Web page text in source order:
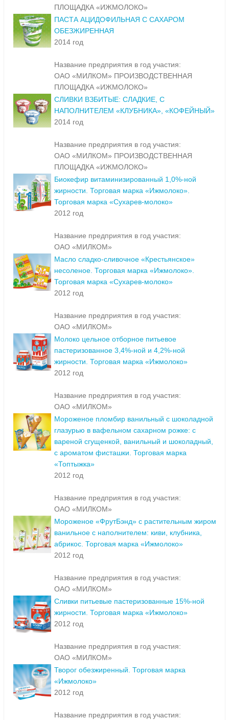
ПЛОЩАДКА «ИЖМОЛОКО»
ПАСТА АЦИДОФИЛЬНАЯ С САХАРОМ
ОБЕЗЖИРЕННАЯ
2014 год
Название предприятия в год участия:
ОАО «МИЛКОМ» ПРОИЗВОДСТВЕННАЯ
ПЛОЩАДКА «ИЖМОЛОКО»
СЛИВКИ ВЗБИТЫЕ: СЛАДКИЕ, С
НАПОЛНИТЕЛЕМ «КЛУБНИКА», «КОФЕЙНЫЙ»
2014 год
Название предприятия в год участия:
ОАО «МИЛКОМ» ПРОИЗВОДСТВЕННАЯ
ПЛОЩАДКА «ИЖМОЛОКО»
Биокефир витаминизированный 1,0%-ной
жирности. Торговая марка «Ижмолоко».
Торговая марка «Сухарев-молоко»
2012 год
Название предприятия в год участия:
ОАО «МИЛКОМ»
Масло сладко-сливочное «Крестьянское»
несоленое. Торговая марка «Ижмолоко».
Торговая марка «Сухарев-молоко»
2012 год
Название предприятия в год участия:
ОАО «МИЛКОМ»
Молоко цельное отборное питьевое
пастеризованное 3,4%-ной и 4,2%-ной
жирности. Торговая марка «Ижмолоко»
2012 год
Название предприятия в год участия:
ОАО «МИЛКОМ»
Мороженое пломбир ванильный с шоколадной
глазурью в вафельном сахарном рожке: с
вареной сгущенкой, ванильный и шоколадный,
с ароматом фисташки. Торговая марка
«Топтыжка»
2012 год
Название предприятия в год участия:
ОАО «МИЛКОМ»
Мороженое «ФрутБэнд» с растительным жиром
ванильное с наполнителем: киви, клубника,
абрикос. Торговая марка «Ижмолоко»
2012 год
Название предприятия в год участия:
ОАО «МИЛКОМ»
Сливки питьевые пастеризованные 15%-ной
жирности. Торговая марка «Ижмолоко»
2012 год
Название предприятия в год участия:
ОАО «МИЛКОМ»
Творог обезжиренный. Торговая марка
«Ижмолоко»
2012 год
Название предприятия в год участия: